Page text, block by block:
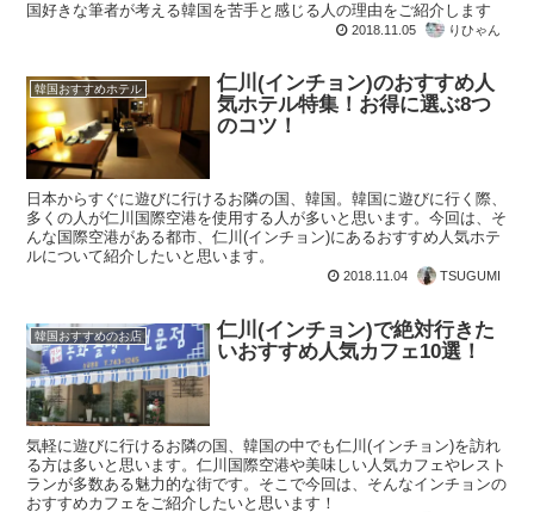
国好きな筆者が考える韓国を苦手と感じる人の理由をご紹介します
2018.11.05 りひゃん
韓国おすすめホテル
仁川(インチョン)のおすすめ人
気ホテル特集！お得に選ぶ8つ
のコツ！
日本からすぐに遊びに行けるお隣の国、韓国。韓国に遊びに行く際、
多くの人が仁川国際空港を使用する人が多いと思います。今回は、そ
んな国際空港がある都市、仁川(インチョン)にあるおすすめ人気ホテ
ルについて紹介したいと思います。
2018.11.04 TSUGUMI
韓国おすすめのお店
仁川(インチョン)で絶対行きた
いおすすめ人気カフェ10選！
気軽に遊びに行けるお隣の国、韓国の中でも仁川(インチョン)を訪れ
る方は多いと思います。仁川国際空港や美味しい人気カフェやレスト
ランが多数ある魅力的な街です。そこで今回は、そんなインチョンの
おすすめカフェをご紹介したいと思います！